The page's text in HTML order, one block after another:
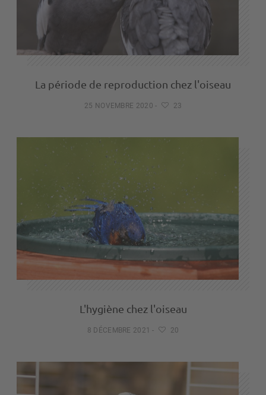
La période de reproduction chez l'oiseau
25 NOVEMBRE 2020 - 23
L'hygiène chez l'oiseau
8 DÉCEMBRE 2021 - 20